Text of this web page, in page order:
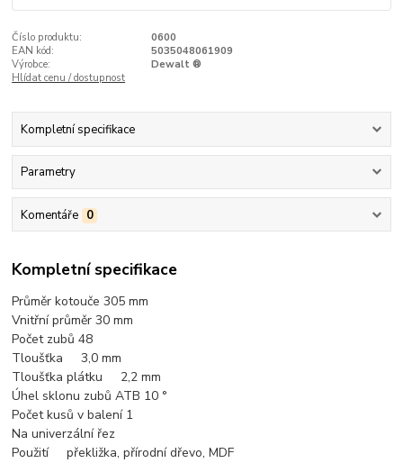
Číslo produktu:
0600
EAN kód:
5035048061909
Výrobce:
Dewalt ®
Hlídat cenu / dostupnost
Kompletní specifikace
Parametry
Komentáře 0
Kompletní specifikace
Průměr kotouče 305 mm
Vnitřní průměr 30 mm
Počet zubů 48
Tloušťka 3,0 mm
Tloušťka plátku 2,2 mm
Úhel sklonu zubů ATB 10 °
Počet kusů v balení 1
Na univerzální řez
Použití překližka, přírodní dřevo, MDF